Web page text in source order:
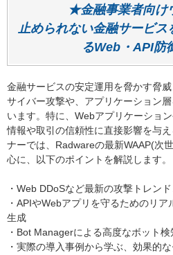
★金融事業者向け
止められない金融サービ
るWeb・API防
金融サービスの安定運用を脅かす脅
サイバー攻撃や、アプリケーション
います。特に、Webアプリケーショ
情報や取引の信頼性に直接影響を与
ナーでは、Radwareの最新WAAP(次
心に、以下のポイントを解説します。
・Web DDoSなど最新の攻撃トレン
・APIやWebアプリを守るためのリ
生成
・Bot Managerによる高度なボット検
・実際の導入事例から学ぶ、効果的